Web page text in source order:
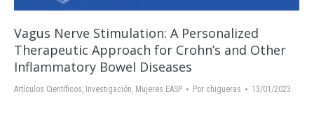
Vagus Nerve Stimulation: A Personalized
Therapeutic Approach for Crohn’s and Other
Inflammatory Bowel Diseases
Artículos Científicos, Investigación, Mujeres EASP Por chigueras 13/01/2023